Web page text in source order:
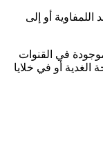
اللمفاوية أو إلى
في القنوات
الغدية أو في خلايا